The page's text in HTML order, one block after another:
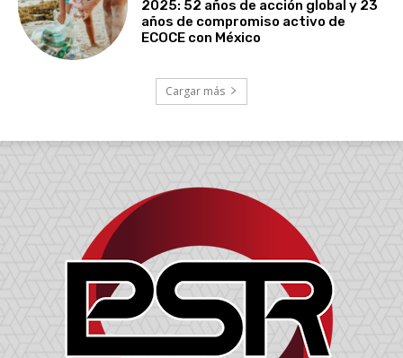
2025: 52 años de acción global y 23
años de compromiso activo de
ECOCE con México
Cargar más